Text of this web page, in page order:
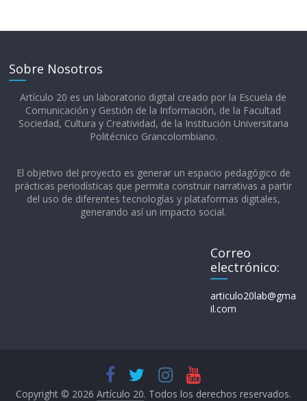
Sobre Nosotros
Artículo 20 es un laboratorio digital creado por la Escuela de
Comunicación y Gestión de la Información, de la Facultad
Sociedad, Cultura y Creatividad, de la Institución Universitaria
Politécnico Grancolombiano.​
El objetivo del proyecto es generar un espacio pedagógico de
prácticas periodísticas que permita construir narrativas a partir
del uso de diferentes tecnologías y plataformas digitales,
generando así un impacto social.
Correo
electrónico:
articulo20lab@gma
il.com
Copyright © 2026 Artículo 20. Todos los derechos reservados.